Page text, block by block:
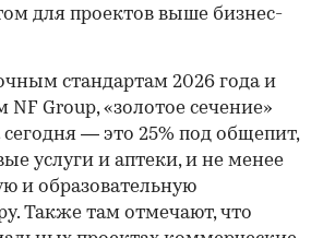
для проектов выше бизнес-
стандартам 2026 года и
NF Group, «золотое сечение»
— это 25% под общепит,
услуги и аптеки, и не менее
и образовательную
Также там отмечают, что